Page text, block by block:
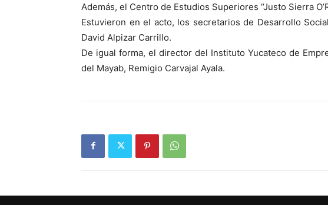
Además, el Centro de Estudios Superiores “Justo Sierra
Estuvieron en el acto, los secretarios de Desarrollo
David Alpizar Carrillo.
De igual forma, el director del Instituto Yucateco de
del Mayab, Remigio Carvajal Ayala.